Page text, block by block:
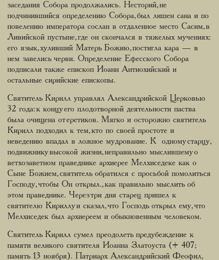
заседания Собора продолжались. Несторий, не
подчинившийся определению Собора, был лишен сана и по
повелению императора сослан в отдаленное место Сасим, в
Ливийской пустыне, где он скончался в тяжелых мучениях:
его язык, хуливший Матерь Божию, постигла кара — в
нем завелись черви. Определение Ефесского Собора
подписали также епископ Иоанн Антиохийский и
остальные сирийские епископы.
Святитель Кирилл управлял Александрийской Церковью
32 года: к концу его плодотворной деятельности паства
была очищена от еретиков. Мягко и осторожно святитель
Кирилл подходил к тем, кто по своей простоте и
неведению впадал в ложное мудрование. К одному старцу,
подвижнику высокой жизни, неправильно мыслившему о
ветхозаветном праведнике архиерее Мелхиседеке как о
Сыне Божием, святитель обратился с просьбой помолиться
Господу, чтобы Он открыл., как правильно мыслить об
этом праведнике. Через три дня старец пришел к
святителю Кириллу и сказал, что Господь открыл ему, что
Мелхиседек был архиереем и обыкновенным человеком.
Святитель Кирилл сумел преодолеть предубеждение к
памяти великого святителя Иоанна Златоуста (+ 407;
память 13 ноября). Патриарх Александрийский Феофил,